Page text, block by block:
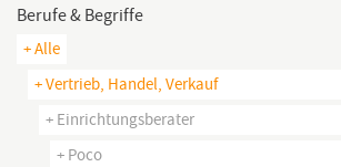
Berufe & Begriffe
+ Alle
+ Vertrieb, Handel, Verkauf
+ Einrichtungsberater
+ Poco